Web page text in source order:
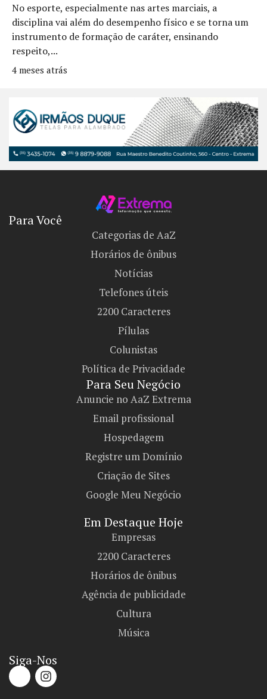
No esporte, especialmente nas artes marciais, a
disciplina vai além do desempenho físico e se torna um
instrumento de formação de caráter, ensinando
respeito,...
4 meses atrás
Para Você
Categorias de AaZ
Horários de ônibus
Notícias
Telefones úteis
2200 Caracteres
Pílulas
Colunistas
Política de Privacidade
Para Seu Negócio​
Anuncie no AaZ Extrema
Email profissional
Hospedagem
Registre um Domínio
Criação de Sites
Google Meu Negócio
Em Destaque Hoje
Empresas
2200 Caracteres
Horários de ônibus
Agência de publicidade
Cultura
Música
Siga-Nos